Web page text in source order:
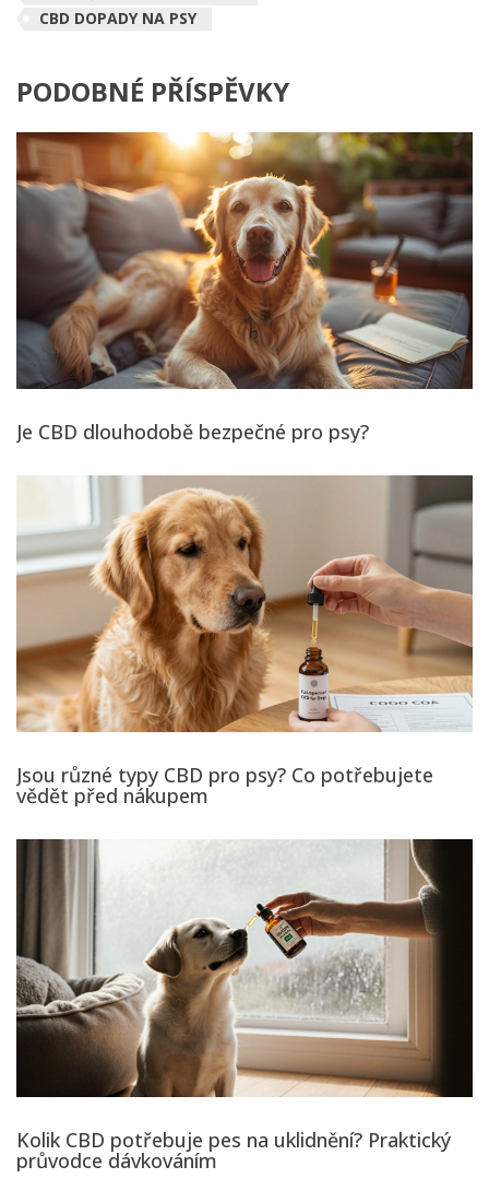
CBD DOPADY NA PSY
PODOBNÉ PŘÍSPĚVKY
Je CBD dlouhodobě bezpečné pro psy?
Jsou různé typy CBD pro psy? Co potřebujete
vědět před nákupem
Kolik CBD potřebuje pes na uklidnění? Praktický
průvodce dávkováním